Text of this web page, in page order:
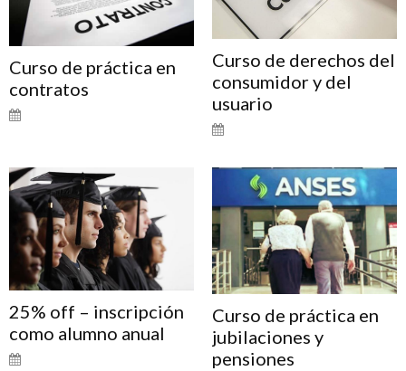
Curso de práctica en
contratos
Curso de derechos del
consumidor y del
usuario
25% off – inscripción
como alumno anual
Curso de práctica en
jubilaciones y
pensiones